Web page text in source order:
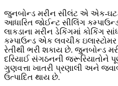
જુનબોન્ડ મરીન સીલંટ એ એક-ઘટક
આધારિત જોઈન્ટ સીલિંગ
લાકડાના મરીન ડેકિંગમાં કોકિંગ
કમ્પાઉન્ડ એક લવચીક
રેતીથી ભરી શકાય છે. જુનબોન્ડ
દરિયાઈ સંગઠનની જરૂરિયાતોને
ગુણવત્તા ખાતરી પ્રણાલી અને
ઉત્પાદિત થાય છે.